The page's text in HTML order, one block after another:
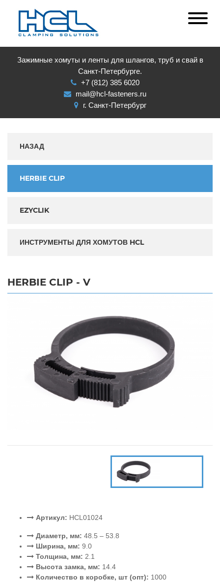
Зажимные хомуты и ленты для шлангов, труб и свай в
Санкт-Петербурге.
+7 (812) 385 6020
mail@hcl-fasteners.ru
г. Санкт-Петербург
НАЗАД
HERBIE CLIP
EZYCLIK
ИНСТРУМЕНТЫ ДЛЯ ХОМУТОВ HCL
HERBIE CLIP - V
Артикул: HCL01024
Диаметр, мм: 48.5 – 53.8
Ширина, мм: 9.0
Толщина, мм: 2.1
Высота замка, мм: 14.4
Количество в коробке, шт (опт): 1000